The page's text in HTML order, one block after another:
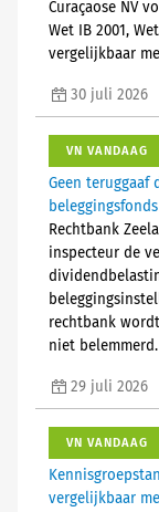
Curaçaose NV
Wet IB 2001,
vergelijkbaar
30 juli 2026
VN VANDAAG
Geen
beleggingsfonds
Rechtbank
inspecteur de
rechtbank
niet belemmerd.
29 juli 2026
VN VANDAAG
vergelijkbaar